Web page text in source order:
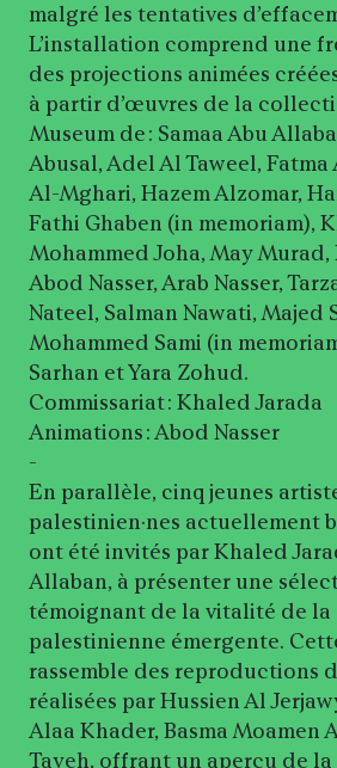
malgré les tentatives
L’installation comprend une
des projections animées
à partir d’œuvres de la
Museum de : Samaa Abu
Abusal, Adel Al Taweel,
Al-Mghari, Hazem Alzomar,
Fathi Ghaben (in memoriam),
Mohammed Joha, May Murad,
Abod Nasser, Arab Nasser,
Nateel, Salman Nawati, Majed
Mohammed Sami (in
Sarhan et Yara Zohud.
Commissariat : Khaled Jarada
Animations : Abod Nasser
-
En parallèle, cinq jeunes
palestinien·nes actuellement
ont été invités par Khaled
Allaban, à présenter une
témoignant de la vitalité de la
palestinienne émergente.
rassemble des reproductions
réalisées par Hussien Al
Alaa Khader, Basma Moamen
Tayeh, offrant un aperçu de